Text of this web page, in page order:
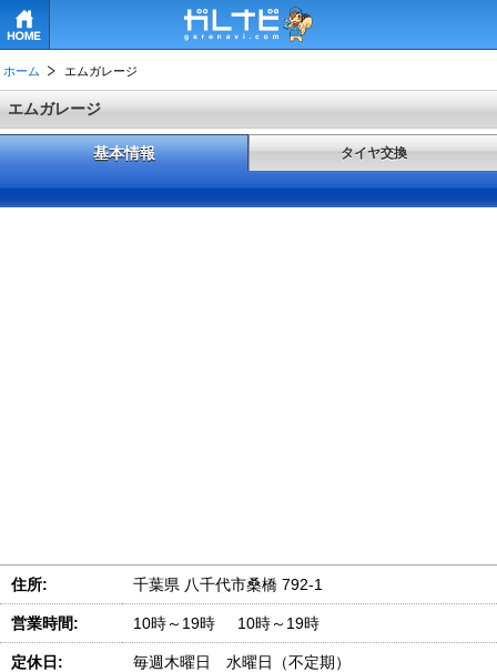
ホーム エムガレージ
エムガレージ
基本情報 タイヤ交換
住所: 千葉県 八千代市桑橋 792-1
営業時間: 10時～19時 10時～19時
定休日: 毎週木曜日 水曜日（不定期）